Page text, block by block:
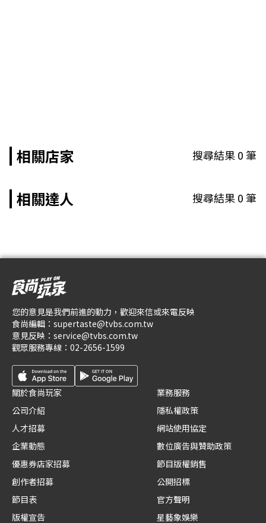
相關店家 搜尋結果0筆
相關達人 搜尋結果0筆
您的意見是我們前進的動力，歡迎來信或來電反映
食尚編輯： supertaste@tvbs.com.tw
意見反映： service@tvbs.com.tw
觀眾服務專線： 02-2656-1599
關於食尚玩家
公司介紹
人才招募
企業動態
優惠券店家招募
創作者招募
節目表
版權宣告
業務服務
隱私權政策
網站使用協定
數位廣告與贊助政策
節目版權銷售
公開招標
官方聲明
星藝象娛樂